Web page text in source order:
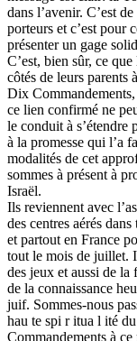
dans l’avenir. C’est
porteurs et c’est pour
présenter un gage
C’est, bien sûr, ce
côtés de leurs parents
Dix
ce lien confirmé ne
le conduit à s’étendre
à la promesse qui l’a
modalités de cet
sommes à présent à
Israël.
Ils reviennent avec
des centres aérés
et partout en France
tout le mois de juillet.
des jeux et aussi de
de la connaissance
juif. Sommes-nous
hau te spi r itua l ité
Commandements à